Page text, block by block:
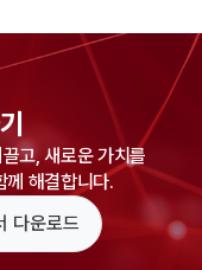
고, 새로운 가치를
께 해결합니다.
다운로드